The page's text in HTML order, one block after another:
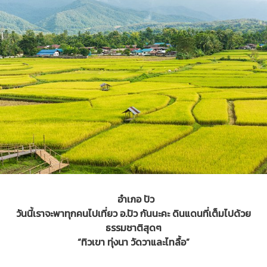
อำเภอ ปัว
วันนี้เราจะพาทุกคนไปเที่ยว อ.ปัว กันนะคะ ดินแดนที่เต็มไปด้วย
ธรรมชาติสุดๆ
“ทิวเขา ทุ่งนา วัดวาและไทลื้อ”